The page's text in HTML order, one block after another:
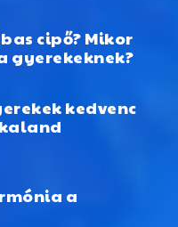
cipő? Mikor
gyerekeknek?
kedvenc
a